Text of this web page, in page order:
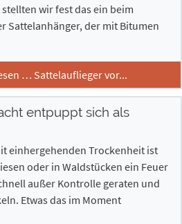
wir fest das ein beim
Sattelanhänger, der mit Bitumen
… Sattelauflieger vor...
entpuppt sich als
einhergehenden Trockenheit ist
oder in Waldstücken ein Feuer
außer Kontrolle geraten und
Etwas das im Moment